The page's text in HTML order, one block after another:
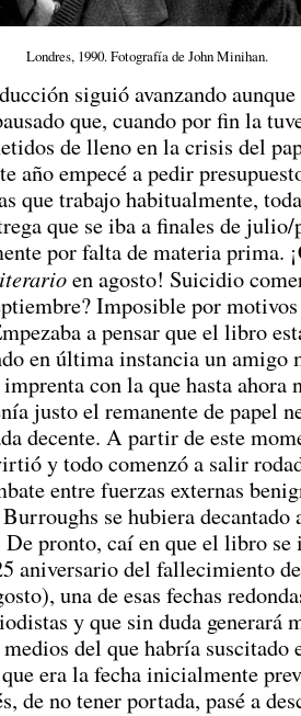
Londres, 1990. Fotografía de John Minihan.
siguió avanzando
que, cuando por fin la
de lleno en la crisis del
año empecé a pedir
que trabajo habitualmente,
que se iba a finales de
por falta de materia prima.
en agosto! Suicidio
Imposible por motivos
a pensar que el libro
en última instancia un amigo
con la que hasta ahora
justo el remanente de papel
decente. A partir de este
y todo comenzó a salir
entre fuerzas externas
se hubiera decantado
pronto, caí en que el libro se
aniversario del fallecimiento
una de esas fechas
y que sin duda generará
del que habría suscitado
era la fecha inicialmente
de no tener portada, pasé a